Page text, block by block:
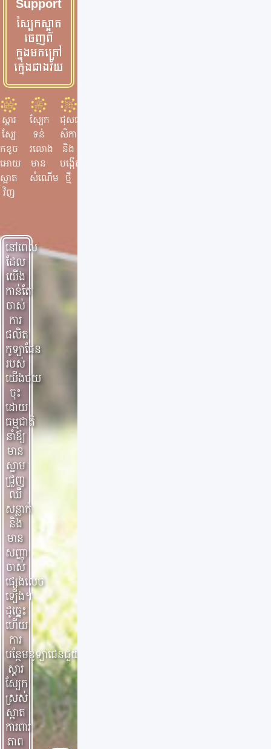
Support
ស្បែកស្អាត
ចេញពី
ក្នុងមកក្រៅ
ក្មេងជាងវ័យ
ស្តារ
ស្បែ
កខូច
អោយ
ស្អាត
វិញ
ស្បែក
ទន់
រលោង
មាន
សំណើម
ជុសជុលកោ
សិកា
និង
បង្កើត
ថ្មី
នៅពេល
ដែល
យើង
កាន់តែ
ចាស់
ការ
ផលិត
កូឡាជែន
របស់
យើងថយ
ចុះ
ដោយ
ធម្មជាតិ​
នាំឪ្យ
មាន
ស្នាម
ជ្រួញ
ឈឺ
សន្លាក់
និង
មាន
សញ្ញា
ចាស់
ផ្សេងលេច
ឡើង។
ដូច្នេះ
ហើយ
ការ
បន្ថែមខូឡាជេនជួយ
ស្តារ
ស្បែក
ស្រស់
ស្អាត
ការពារ
ភាព